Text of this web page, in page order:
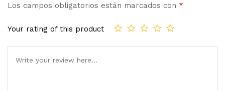
Los campos obligatorios están marcados con *
Your rating of this product